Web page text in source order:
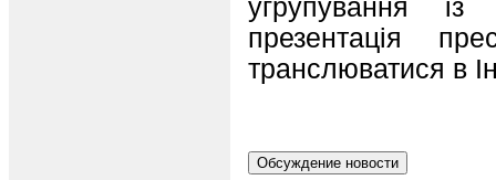
угрупування
презентацiя
транслюватися в